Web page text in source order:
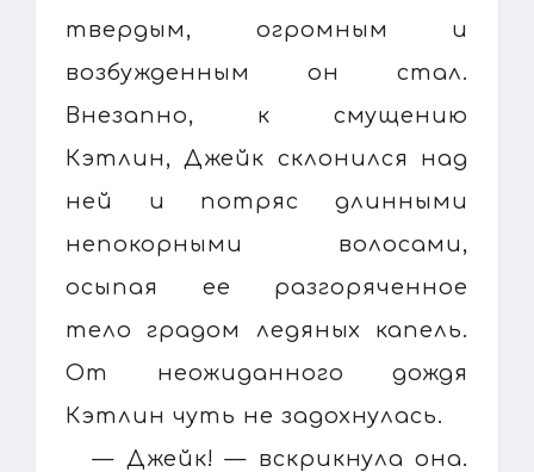
твердым, огромным и
возбужденным он стал.
Внезапно, к смущению
Кэтлин, Джейк склонился над
ней и потряс длинными
непокорными волосами,
осыпая ее разгоряченное
тело градом ледяных капель.
От неожиданного дождя
Кэтлин чуть не задохнулась.
— Джейк! — вскрикнула она.